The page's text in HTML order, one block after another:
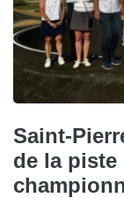
Saint-
de la piste